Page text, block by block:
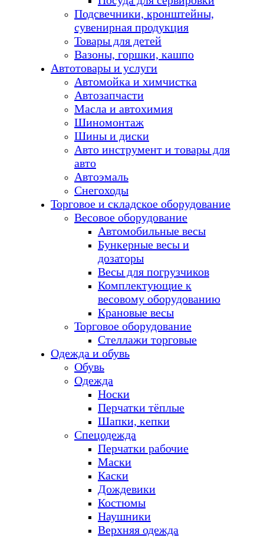
Подсвечники, кронштейны,
сувенирная продукция
Товары для детей
Вазоны, горшки, кашпо
Автотовары и услуги
Автомойка и химчистка
Автозапчасти
Масла и автохимия
Шиномонтаж
Шины и диски
Авто инструмент и товары для
авто
Автоэмаль
Снегоходы
Торговое и складское оборудование
Весовое оборудование
Автомобильные весы
Бункерные весы и
дозаторы
Весы для погрузчиков
Комплектующие к
весовому оборудованию
Крановые весы
Торговое оборудование
Стеллажи торговые
Одежда и обувь
Обувь
Одежда
Носки
Перчатки тёплые
Шапки, кепки
Спецодежда
Перчатки рабочие
Маски
Каски
Дождевики
Костюмы
Наушники
Верхняя одежда